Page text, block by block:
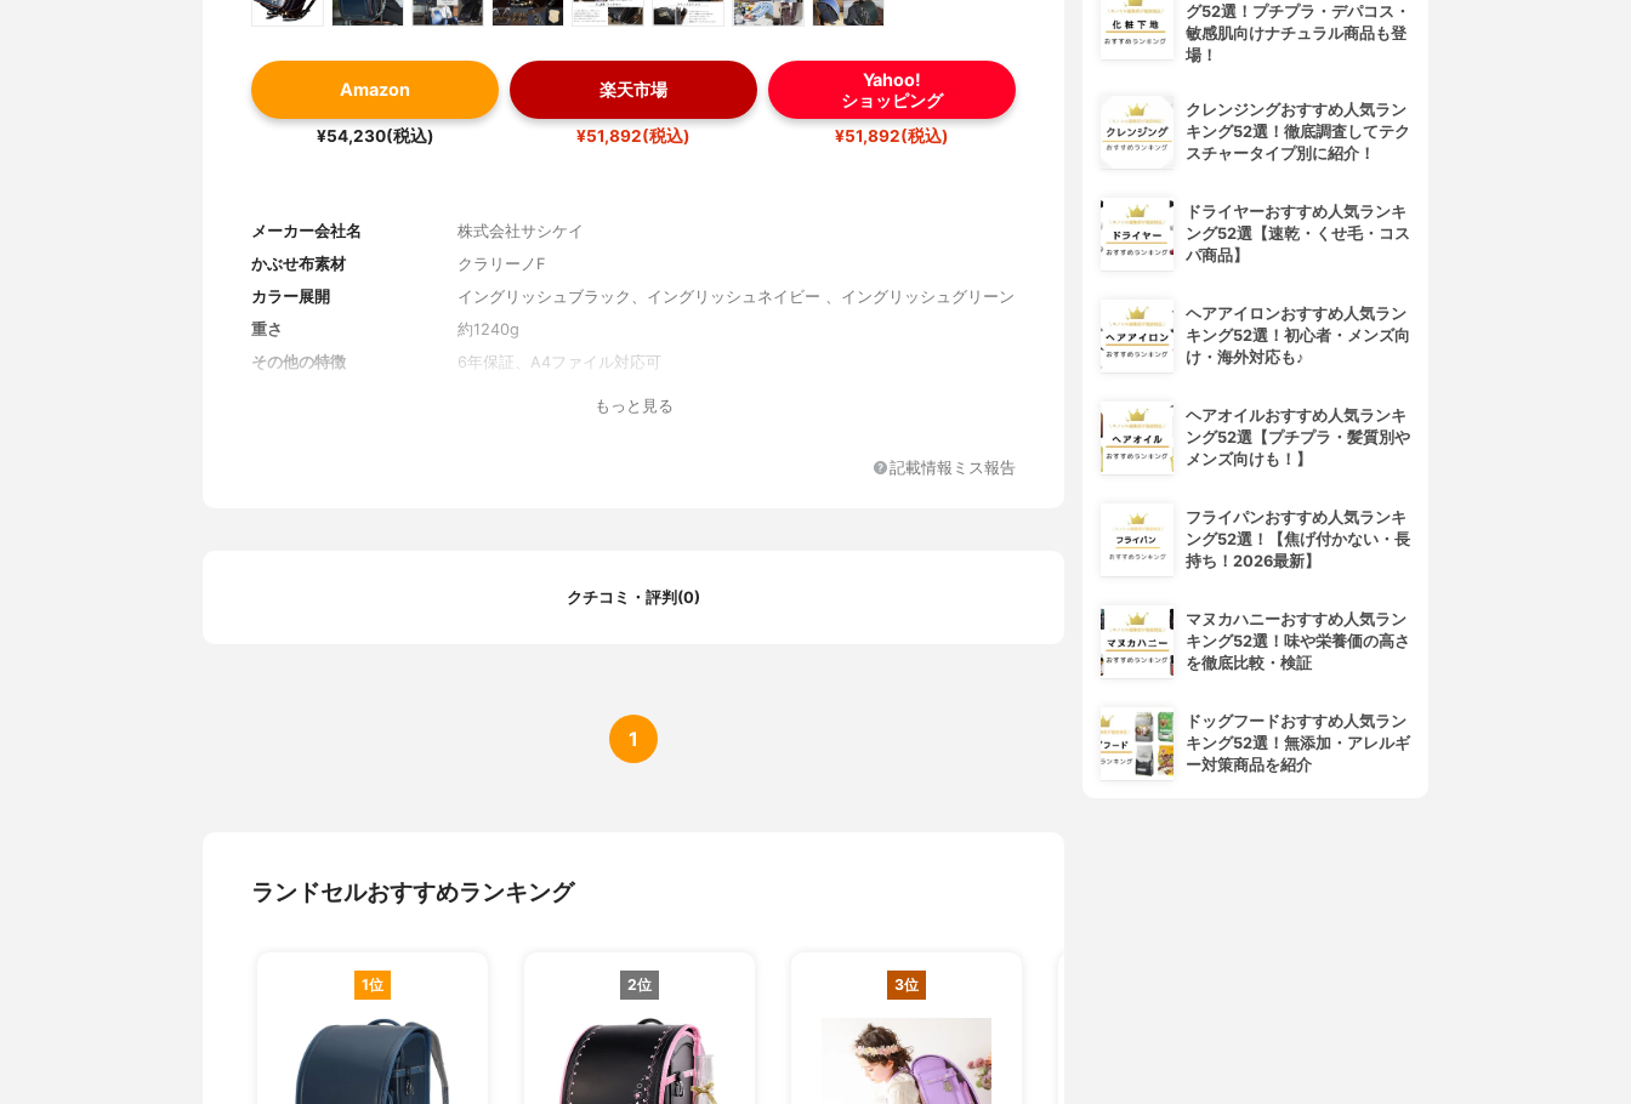
Amazon
¥54,230(税込)
楽天市場
¥51,892(税込)
Yahoo!
ショッピング
¥51,892(税込)
メーカー会社名
株式会社サシケイ
かぶせ布素材
クラリーノF
カラー展開
イングリッシュブラック、イングリッシュネイビー 、イングリッシュグリーン
重さ
約1240g
その他の特徴
6年保証、A4ファイル対応可
もっと見る
記載情報ミス報告
クチコミ・評判(0)
1
ランドセルおすすめランキング
1位 2位 3位
グ52選！プチプラ・デパコス・
敏感肌向けナチュラル商品も登
場！
クレンジングおすすめ人気ラン
キング52選！徹底調査してテク
スチャータイプ別に紹介！
ドライヤーおすすめ人気ランキ
ング52選【速乾・くせ毛・コス
パ商品】
ヘアアイロンおすすめ人気ラン
キング52選！初心者・メンズ向
け・海外対応も♪
ヘアオイルおすすめ人気ランキ
ング52選【プチプラ・髪質別や
メンズ向けも！】
フライパンおすすめ人気ランキ
ング52選！【焦げ付かない・長
持ち！2026最新】
マヌカハニーおすすめ人気ラン
キング52選！味や栄養価の高さ
を徹底比較・検証
ドッグフードおすすめ人気ラン
キング52選！無添加・アレルギ
ー対策商品を紹介